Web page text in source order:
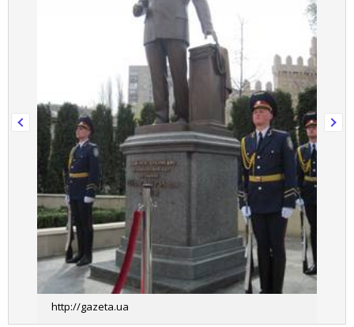
http://gazeta.ua